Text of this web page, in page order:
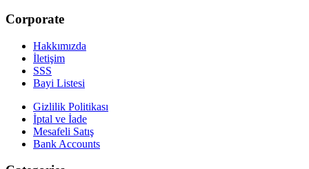
Corporate
Hakkımızda
İletişim
SSS
Bayi Listesi
Gizlilik Politikası
İptal ve İade
Mesafeli Satış
Bank Accounts